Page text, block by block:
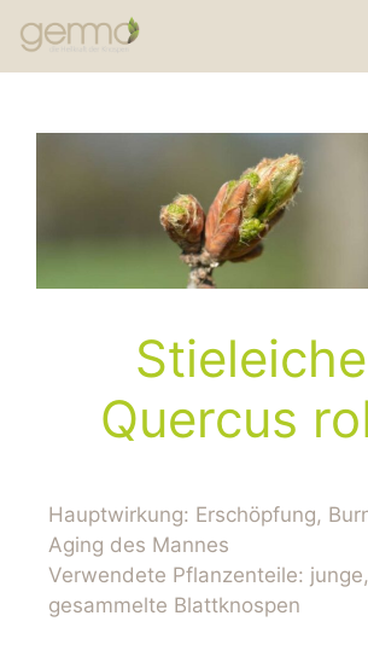
Quercus
Hauptwirkung: Erschöpfung,
Aging des Mannes
Verwendete Pflanzenteile:
gesammelte Blattknospen